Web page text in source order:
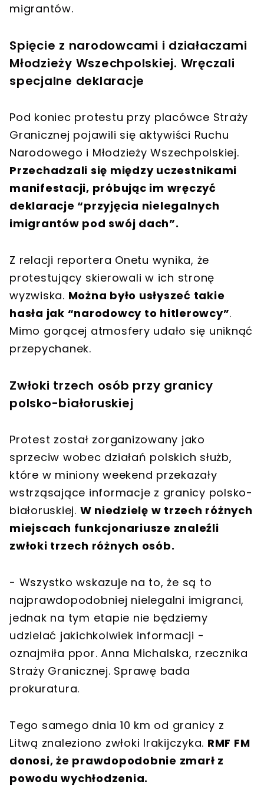
migrantów.
Spięcie z narodowcami i działaczami
Młodzieży Wszechpolskiej. Wręczali
specjalne deklaracje
Pod koniec protestu przy placówce Straży
Granicznej pojawili się aktywiści Ruchu
Narodowego i Młodzieży Wszechpolskiej.
Przechadzali się między uczestnikami
manifestacji, próbując im wręczyć
deklaracje “przyjęcia nielegalnych
imigrantów pod swój dach”.
Z relacji reportera Onetu wynika, że
protestujący skierowali w ich stronę
wyzwiska. Można było usłyszeć takie
hasła jak “narodowcy to hitlerowcy”.
Mimo gorącej atmosfery udało się uniknąć
przepychanek.
Zwłoki trzech osób przy granicy
polsko-białoruskiej
Protest został zorganizowany jako
sprzeciw wobec działań polskich służb,
które w miniony weekend przekazały
wstrząsające informacje z granicy polsko-
białoruskiej. W niedzielę w trzech różnych
miejscach funkcjonariusze znaleźli
zwłoki trzech różnych osób.
- Wszystko wskazuje na to, że są to
najprawdopodobniej nielegalni imigranci,
jednak na tym etapie nie będziemy
udzielać jakichkolwiek informacji -
oznajmiła ppor. Anna Michalska, rzecznika
Straży Granicznej. Sprawę bada
prokuratura.
Tego samego dnia 10 km od granicy z
Litwą znaleziono zwłoki Irakijczyka. RMF FM
donosi, że prawdopodobnie zmarł z
powodu wychłodzenia.